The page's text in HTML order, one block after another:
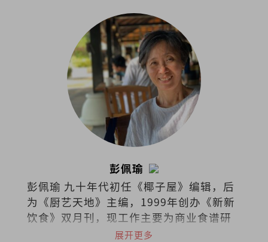
餐厅，把日常的喜怒哀乐都化为美食和文
彭佩瑜
彭佩瑜 九十年代初任《椰子屋》编辑，后
为《厨艺天地》主编，1999年创办《新新
饮食》双月刊，现工作主要为商业食谱研
发、策划私房菜和烹饪课程。最喜欢的饮
展开更多